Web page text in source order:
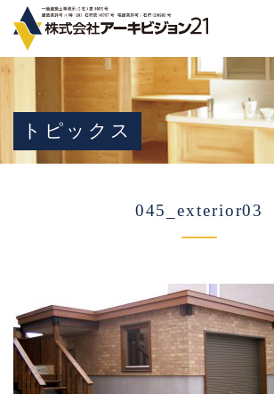
トピックス
045_exterior03